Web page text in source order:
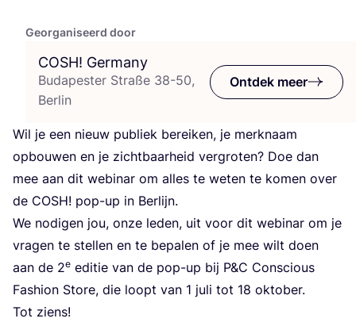
Georganiseerd door
COSH! Germany
Budapester Straße 38-50,
Berlin
Ontdek meer
Wil je een nieuw publiek berei­ken, je merk­naam
opbou­wen en je zicht­baar­heid ver­gro­ten? Doe dan
mee aan dit webi­nar om alles te weten te komen over
de COSH! pop-up in Berlijn.
We nodi­gen jou, onze leden, uit voor dit webi­nar om je
vra­gen te stel­len en te bepa­len of je mee wilt doen
aan de 2e edi­tie van de pop-up bij P&C Con­scious
Fas­hi­on Sto­re, die loopt van 1 juli tot 18 oktober.
Tot ziens!